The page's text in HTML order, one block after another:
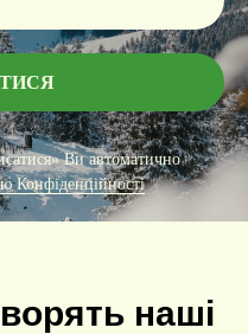
Ви автоматично
Конфіденційності
наші